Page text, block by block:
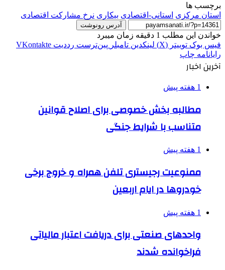
برچسب ها
استان مرکزی استانی-اقتصادی بیکاری نرخ مشارکت اقتصادی
آدرس رونوشت
خواندن این مطلب 1 دقیقه زمان میبرد
فیس بوک توییتر (X) لینکدین ‫تامبلر ‫پین‌ترست ‫رددیت ‫VKontakte
رایانامه چاپ
آخرین اخبار
1 هفته پیش
مطالبه بخش خصوصی برای اصلاح قوانین
متناسب با شرایط جنگی
1 هفته پیش
ممنوعیت رجیستری تلفن همراه و خروج برخی
خودروها در ایام اربعین
1 هفته پیش
واحدهای صنعتی برای دریافت اعتبار مالیاتی
فراخوانده شدند